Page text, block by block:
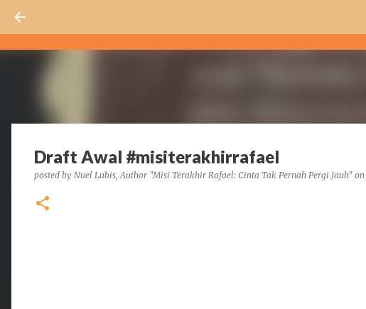
Draft Awal #misiterakhirrafael
posted by Nuel Lubis, Author "Misi Terakhir Rafael: Cinta Tak Pernah Pergi Jauh" on